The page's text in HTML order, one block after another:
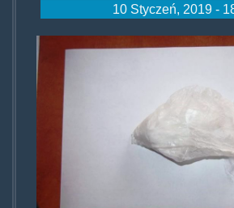
10 Styczeń, 2019 -